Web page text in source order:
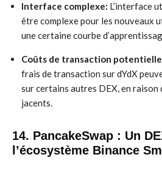
Interface complexe: L’interface
être complexe pour les nouveaux
une certaine courbe
Coûts de transaction
frais de transaction sur dYdX
sur certains autres DEX, en raison
jacents.
14. PancakeSwap : Un
l’écosystème Binance